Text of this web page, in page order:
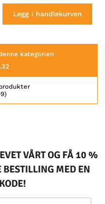
Legg i handlekurven
kategorien
VÅRT OG FÅ 10 %
MED EN